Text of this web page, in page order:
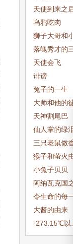
天使到来之
乌鸦吃肉
狮子大哥和
落魄秀才的
囊
天使会飞
诽谤
兔子的一生
大师和他的徒
天神割尾巴
仙人掌的绿泪
三只老鼠做香
猴子和萤火
小兔子贝贝
阿纳瓦克国之
令生命的每
得有意义
大酱的由来
-273.15℃以
爱情